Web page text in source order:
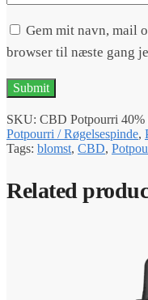
Gem mit navn, mail
browser til næste gang
SKU: CBD Potpourri 40%
Potpourri / Røgelsespinde,
Tags: blomst, CBD,
Related